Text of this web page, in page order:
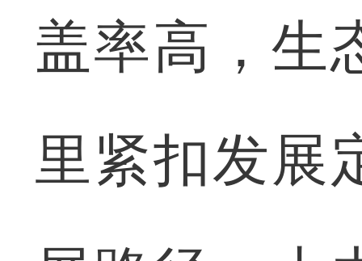
盖率高，生
里紧扣发展